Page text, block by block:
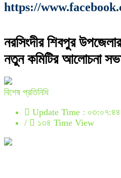
https://
নরসিংদীর শিবপুর
নতুন কমিটির আলোচনা
বিশেষ প্রতিনিধি
Update Time : ০৩:০৭:৪৪
/
১৩৪ Time View